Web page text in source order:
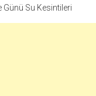
Günü Su Kesintileri